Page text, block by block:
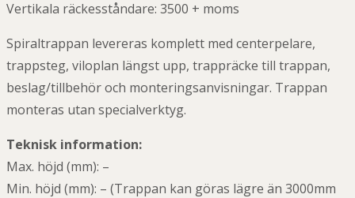
Vertikala räckesståndare: 3500 + moms
Spiraltrappan levereras komplett med centerpelare,
trappsteg, viloplan längst upp, trappräcke till trappan,
beslag/tillbehör och monteringsanvisningar. Trappan
monteras utan specialverktyg.
Teknisk information:
Max. höjd (mm): –
Min. höjd (mm): – (Trappan kan göras lägre än 3000mm